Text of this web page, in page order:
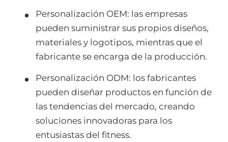
Personalización OEM: las empresas
pueden suministrar sus propios diseños,
materiales y logotipos, mientras que el
fabricante se encarga de la producción.
Personalización ODM: los fabricantes
pueden diseñar productos en función de
las tendencias del mercado, creando
soluciones innovadoras para los
entusiastas del fitness.